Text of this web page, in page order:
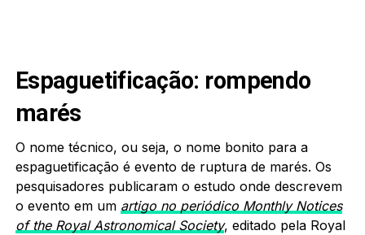
Espaguetificação: rompendo
marés
O nome técnico, ou seja, o nome bonito para a
espaguetificação é evento de ruptura de marés. Os
pesquisadores publicaram o estudo onde descrevem
o evento em um artigo no periódico Monthly Notices
of the Royal Astronomical Society, editado pela Royal